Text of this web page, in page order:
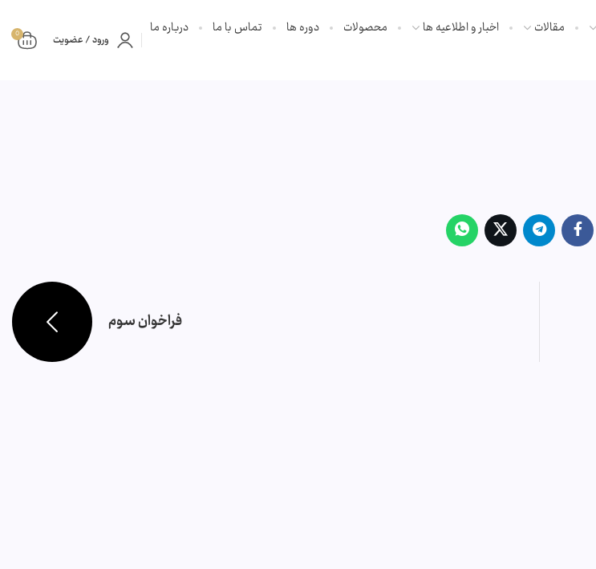
مقالات اخبار و اطلاعیه ها محصولات دوره ها تماس با ما درباره ما
ورود / عضویت 0
فراخوان سوم